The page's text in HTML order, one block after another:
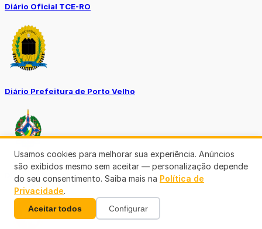
Diário Oficial TCE-RO
Diário Prefeitura de Porto Velho
Diário Oficial de RO
Usamos cookies para melhorar sua experiência. Anúncios
são exibidos mesmo sem aceitar — personalização depende
do seu consentimento. Saiba mais na Política de
Privacidade.
Aceitar todos Configurar